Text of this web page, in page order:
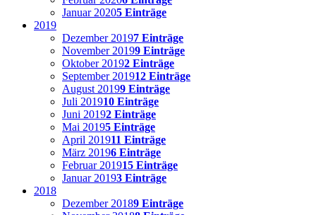
Januar 20205 Einträge
2019
Dezember 20197 Einträge
November 20199 Einträge
Oktober 20192 Einträge
September 201912 Einträge
August 20199 Einträge
Juli 201910 Einträge
Juni 20192 Einträge
Mai 20195 Einträge
April 201911 Einträge
März 20196 Einträge
Februar 201915 Einträge
Januar 20193 Einträge
2018
Dezember 20189 Einträge